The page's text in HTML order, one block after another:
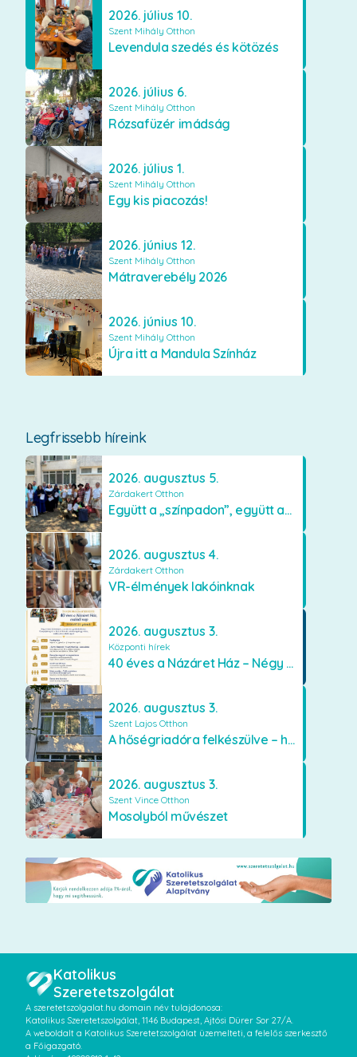
2026. július 10.
Szent Mihály Otthon
Levendula szedés és kötözés
2026. július 6.
Szent Mihály Otthon
Rózsafüzér imádság
2026. július 1.
Szent Mihály Otthon
Egy kis piacozás!
2026. június 12.
Szent Mihály Otthon
Mátraverebély 2026
2026. június 10.
Szent Mihály Otthon
Újra itt a Mandula Színház
Legfrissebb híreink
2026. augusztus 5.
Zárdakert Otthon
Együtt a „színpadon”, együtt az élményekért 🎭✨
2026. augusztus 4.
Zárdakert Otthon
VR-élmények lakóinknak
2026. augusztus 3.
Központi hírek
40 éves a Názáret Ház – Négy évtized szeretetben és gondoskodásban
2026. augusztus 3.
Szent Lajos Otthon
A hőségriadóra felkészülve – hűsítő fejlesztések a Szent Lajos Otthonban
2026. augusztus 3.
Szent Vince Otthon
Mosolyból művészet
Katolikus
Szeretetszolgálat
A szeretetszolgalat.hu domain név tulajdonosa:
Katolikus Szeretetszolgálat, 1146 Budapest, Ajtósi Dürer Sor 27/A.
A weboldalt a Katolikus Szeretetszolgálat üzemelteti, a felelős szerkesztő
a Főigazgató.